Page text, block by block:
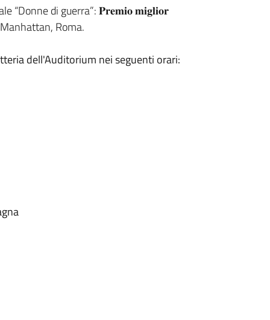
“Donne di guerra”: 𝐏𝐫𝐞𝐦𝐢𝐨 𝐦𝐢𝐠𝐥𝐢𝐨𝐫
Manhattan, Roma.
dell'Auditorium nei seguenti orari: